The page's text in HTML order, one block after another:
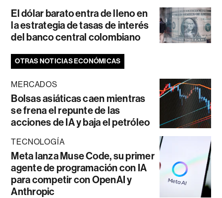
El dólar barato entra de lleno en
la estrategia de tasas de interés
del banco central colombiano
OTRAS NOTICIAS ECONÓMICAS
MERCADOS
Bolsas asiáticas caen mientras
se frena el repunte de las
acciones de IA y baja el petróleo
TECNOLOGÍA
Meta lanza Muse Code, su primer
agente de programación con IA
para competir con OpenAI y
Anthropic